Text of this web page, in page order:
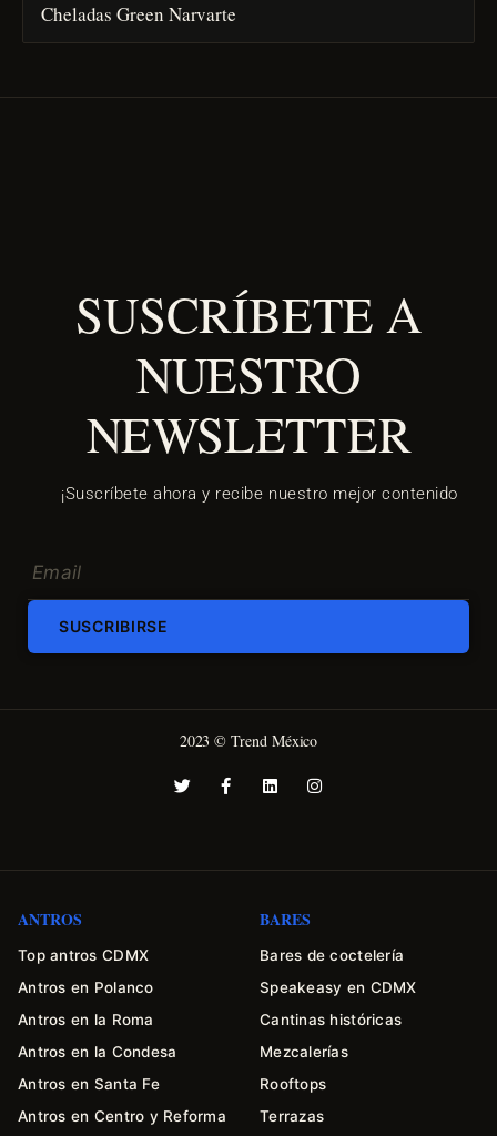
Cheladas Green Narvarte
SUSCRÍBETE A
NUESTRO
NEWSLETTER
¡Suscríbete ahora y recibe nuestro mejor contenido
SUSCRIBIRSE
2023 © Trend México
ANTROS
Top antros CDMX
Antros en Polanco
Antros en la Roma
Antros en la Condesa
Antros en Santa Fe
Antros en Centro y Reforma
BARES
Bares de coctelería
Speakeasy en CDMX
Cantinas históricas
Mezcalerías
Rooftops
Terrazas